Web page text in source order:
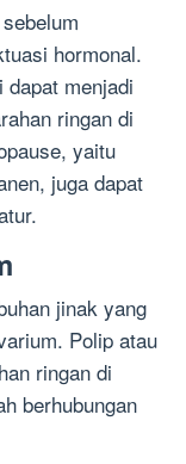
hormonal.
menjadi
ringan di
yaitu
juga dapat
jinak yang
Polip atau
ringan di
berhubungan